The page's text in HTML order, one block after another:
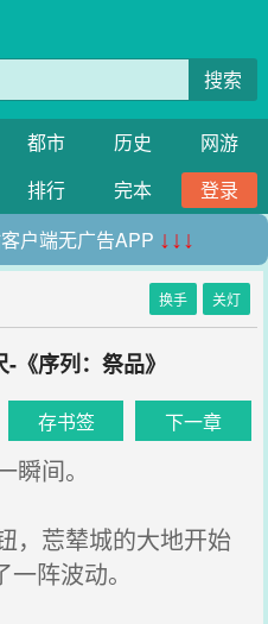
搜索
都市 历史
网游
排行 完本
登录
户端无广告APP ↓↓↓
换手 关灯
《序列：祭品》
存书签 下一章
间。
，莣辇城的大地开始
阵波动。